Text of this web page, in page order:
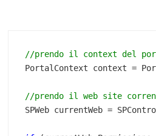
//prendo il context del
PortalContext context =
//prendo il web site
SPWeb currentWeb =